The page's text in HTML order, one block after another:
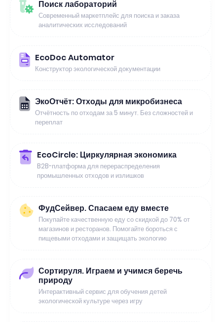
Поиск лабораторий
Современный маркетплейс для поиска и заказа
аналитических исследований
EcoDoc Automator
Конструктор экологической документации
ЭкоОтчёт: Отходы для микробизнеса
Отчётность по отходам за 5 минут. Без сложностей и
переплат
EcoCircle: Циркулярная экономика
B2B-платформа для перераспределения
промышленных отходов и излишков
ФудСейвер. Спасаем еду вместе
Покупайте качественную еду со скидкой до 70% от
магазинов и ресторанов. Помогайте бороться с
пищевыми отходами и защищать экологию
Сортируля. Играем и учимся беречь
природу
Интерактивный сервис для обучения детей
экологической культуре через игру